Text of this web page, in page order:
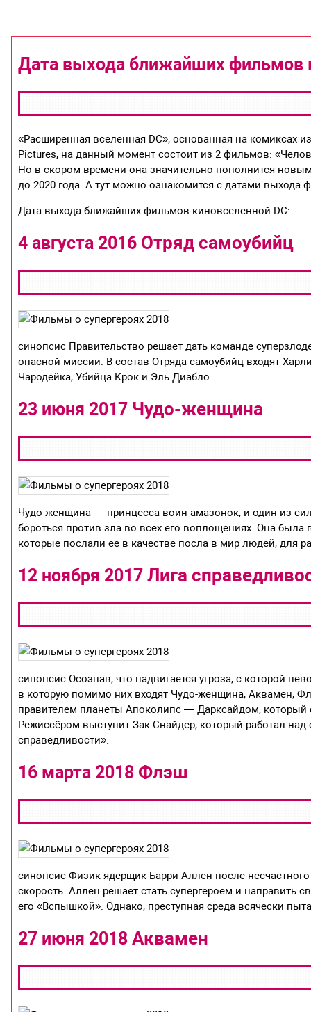
Дата выхода ближайших фильмов
«Расширенная вселенная DC», основанная на комиксах
Pictures, на данный момент состоит из 2 фильмов:
Но в скором времени она значительно пополнится
до 2020 года. А тут можно ознакомится с датами выхода
Дата выхода ближайших фильмов киновселенной DC:
4 августа 2016 Отряд самоубийц
синопсис Правительство решает дать команде
опасной миссии. В состав Отряда самоубийц входят
Чародейка, Убийца Крок и Эль Диабло.
23 июня 2017 Чудо-женщина
Чудо-женщина — принцесса-воин амазонок, и один из
бороться против зла во всех его воплощениях. Она
которые послали ее в качестве посла в мир людей, для
12 ноября 2017Лига
синопсис Осознав, что надвигается угроза, с которой
в которую помимо них входят Чудо-женщина, Аквамен,
правителем планеты Апоколипс — Дарксайдом, который
Режиссёром выступит Зак Снайдер, который работал
справедливости».
16 марта 2018 Флэш
синопсис Физик-ядерщик Барри Аллен после
скорость. Аллен решает стать супергероем и направить
его «Вспышкой». Однако, преступная среда всячески
27 июня 2018Аквамен